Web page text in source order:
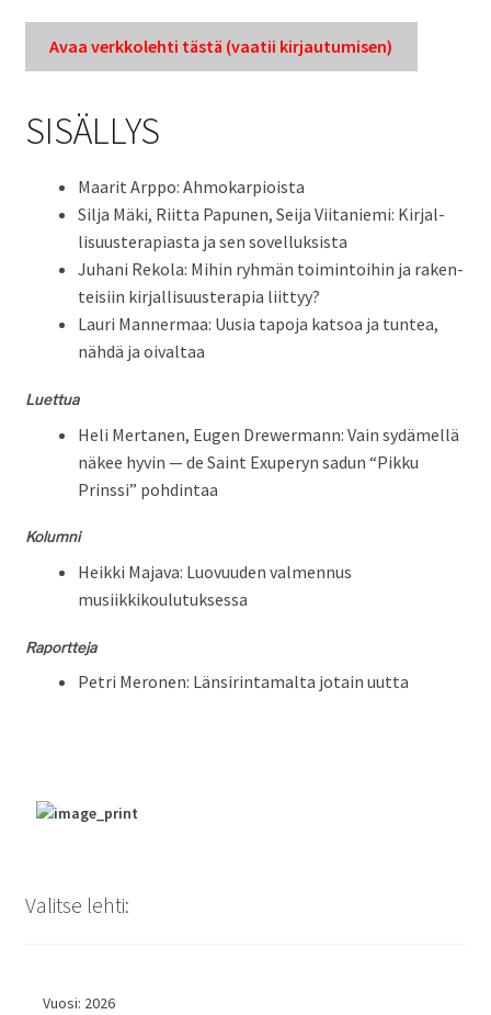
Sisällysluettelot
Kirjaudu sisään
Avaa verkkole­hti tästä (vaatii kir­jau­tu­misen)
SISÄLLYS
Maar­it Arp­po: Ahmokarpioista
Sil­ja Mäki, Riit­ta Papunen, Sei­ja Viitanie­mi: Kir­jal­
lisu­uster­api­as­ta ja sen sovelluksista
Juhani Reko­la: Mihin ryh­män toim­intoi­hin ja rak­en­
teisi­in kir­jal­lisu­uster­apia liittyy?
Lau­ri Man­ner­maa: Uusia tapo­ja kat­soa ja tun­tea,
nähdä ja oivaltaa
Luet­tua
Heli Mer­ta­nen, Eugen Drew­er­mann: Vain sydämel­lä
näkee hyvin — de Saint Exu­peryn sadun “Pikku
Prinssi” pohdintaa
Kolum­ni
Heik­ki Maja­va: Luovu­u­den val­men­nus
musiikkikoulutuksessa
Raport­te­ja
Petri Mero­nen: Län­sir­in­ta­mal­ta jotain uutta
Valitse lehti:
Vuosi: 2026